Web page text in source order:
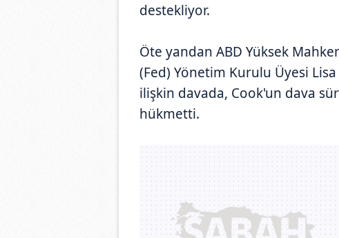
destekliyor.
Öte yandan ABD Yüksek
(Fed) Yönetim Kurulu Üyesi
ilişkin davada, Cook'un dava
hükmetti.